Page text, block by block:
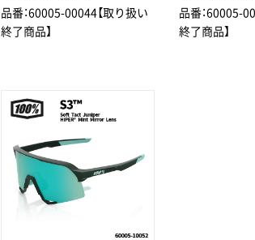
品番：60005-00044【取り扱い
終了商品】
品番：60005-
終了商品】